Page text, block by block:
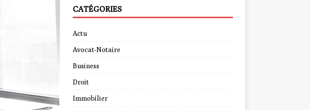
CATÉGORIES
Actu
Avocat-Notaire
Business
Droit
Immobilier